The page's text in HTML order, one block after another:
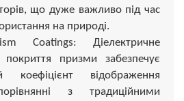
що дуже важливо під час
на природі.
Coatings: Діелектричне
покриття призми забезпечує
коефіцієнт відображення
з традиційними